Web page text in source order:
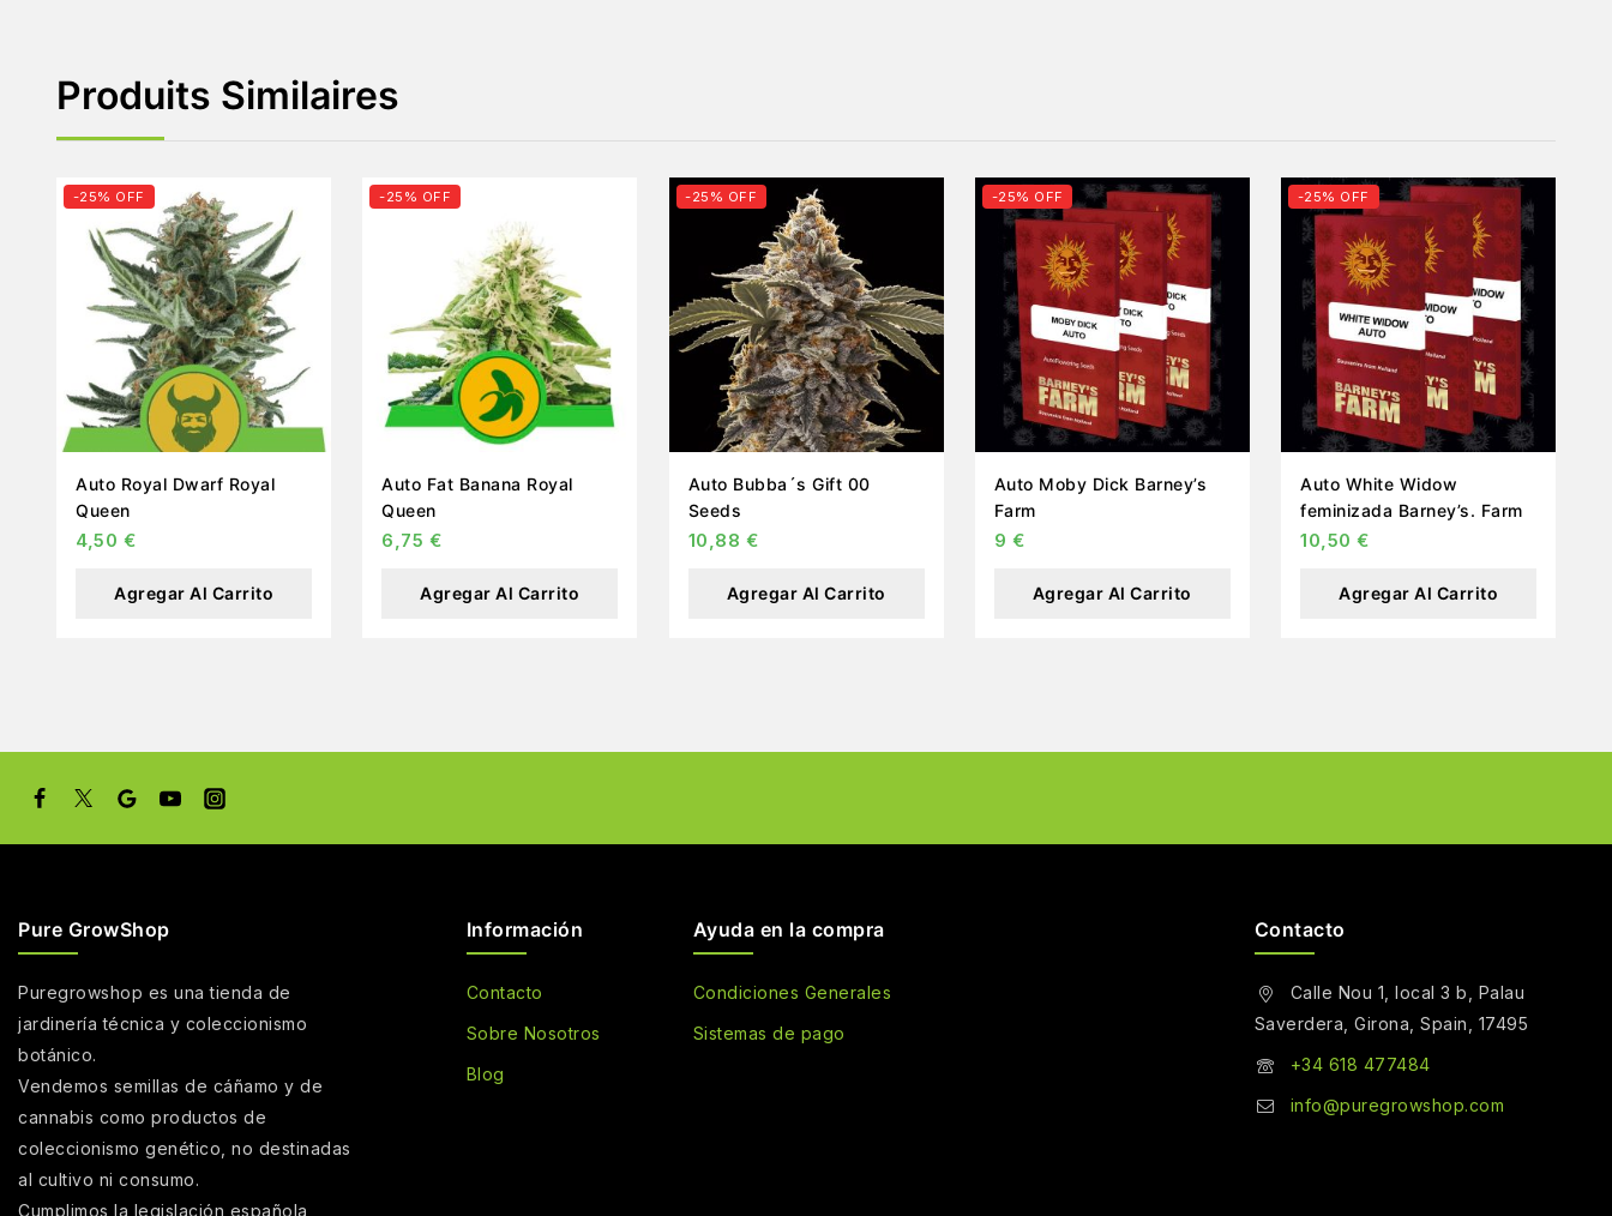
Produits Similaires
-25% OFF
Auto Royal Dwarf Royal
Queen
4,50 €
Agregar Al Carrito
-25% OFF
Auto Fat Banana Royal
Queen
6,75 €
Agregar Al Carrito
-25% OFF
Auto Bubba´s Gift 00
Seeds
10,88 €
Agregar Al Carrito
-25% OFF
Auto Moby Dick Barney’s
Farm
9 €
Agregar Al Carrito
-25% OFF
Auto White Widow
feminizada Barney’s. Farm
10,50 €
Agregar Al Carrito
Pure GrowShop
Puregrowshop es una tienda de
jardinería técnica y coleccionismo
botánico.
Vendemos semillas de cáñamo y de
cannabis como productos de
coleccionismo genético, no destinadas
al cultivo ni consumo.
Cumplimos la legislación española
Información
Contacto
Sobre Nosotros
Blog
Ayuda en la compra
Condiciones Generales
Sistemas de pago
Contacto
Calle Nou 1, local 3 b, Palau
Saverdera, Girona, Spain, 17495
+34 618 477484
info@puregrowshop.com